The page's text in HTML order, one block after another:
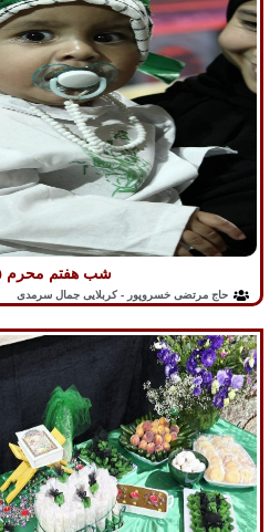
شب هفتم محرم ۱۴۰۵
حاج مرتضی خسروپور - کربلایی جمال سرمدی